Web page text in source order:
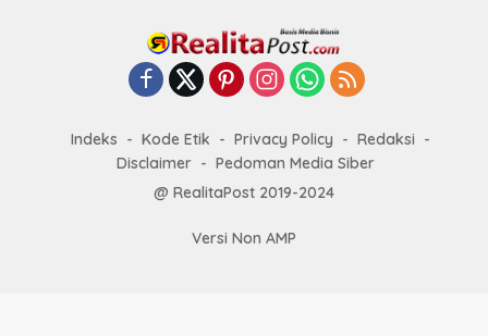
Indeks Kode Etik Privacy Policy
Redaksi
Disclaimer
Pedoman Media Siber
@ RealitaPost 2019-2024
Versi Non AMP